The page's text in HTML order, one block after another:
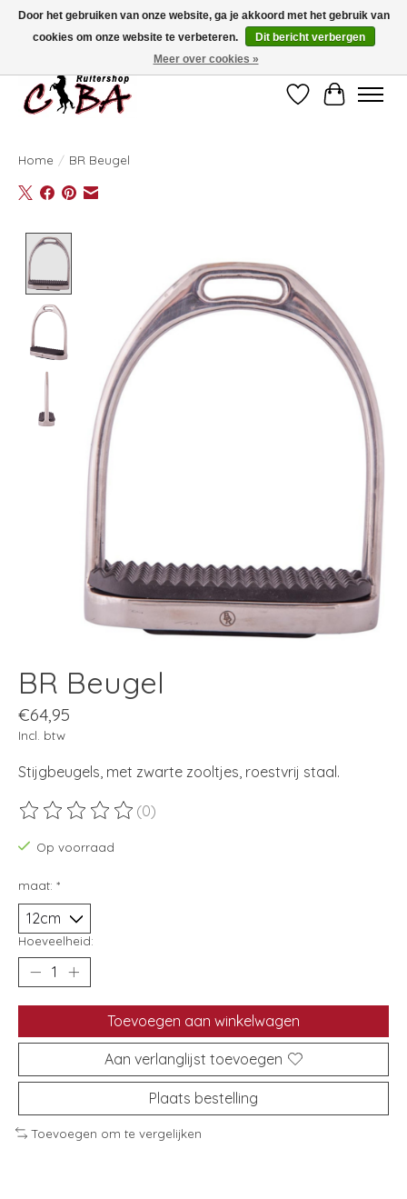
Bij vragen kan u ons contacteren op het nummer 011/60.67.34 ofciba@skynet.be
Ambachtstraat 22 A, 3530 Helchteren
Verlanglijst
Home / BR Beugel
BR Beugel
€64,95
Incl. btw
Stijgbeugels, met zwarte zooltjes, roestvrij staal.
De beoordeling van dit product is
(0)
Op voorraad
maat: *
Hoeveelheid:
Toevoegen aan winkelwagen
Aan verlanglijst toevoegen
Plaats bestelling
Toevoegen om te vergelijken
Door het gebruiken van onze website, ga je akkoord met het gebruik van
cookies om onze website te verbeteren.
Dit bericht verbergen
Meer over cookies »